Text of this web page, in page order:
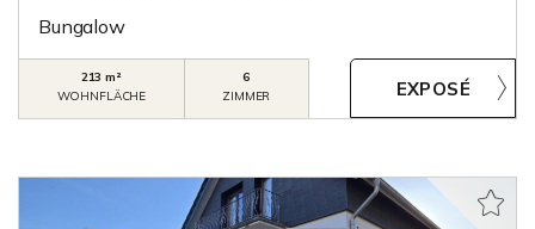
Bungalow
213 m²
WOHNFLÄCHE
6
ZIMMER